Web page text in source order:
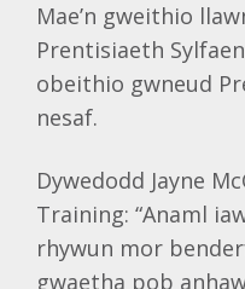
Mae’n gweithio
Prentisiaeth
obeithio gwneud
nesaf.
Dywedodd Jayne
Training: “Anaml
rhywun mor
gwaetha pob